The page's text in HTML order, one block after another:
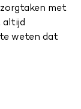
met
altijd
weten dat